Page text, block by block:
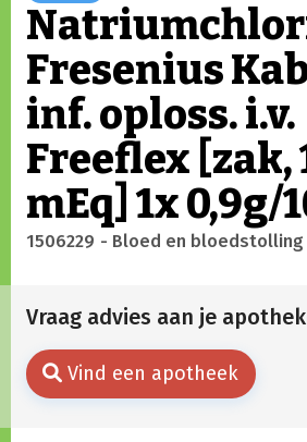
Fresenius
inf. oploss. i.v.
Freeflex [zak,
mEq] 1x 0,9g/
1506229 - Bloed en bloedstolling
Vraag advies aan je
Vind een apotheek